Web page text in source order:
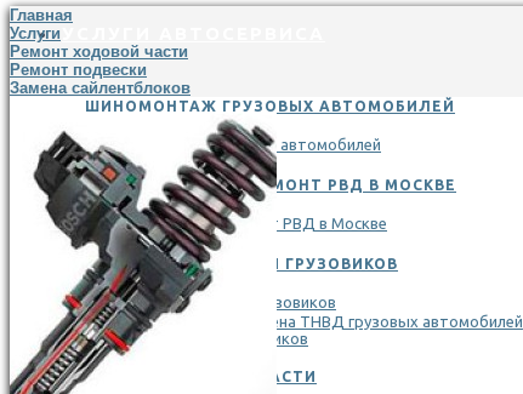
ШИНОМОНТАЖ ГРУЗОВЫХ АВТОМОБИЛЕЙ
ИЗГОТОВЛЕНИЕ И РЕМОНТ РВД В МОСКВЕ
РЕМОНТ ДВИГАТЕЛЕЙ ГРУЗОВИКОВ
Диагностика и замена ТНВД грузовых автомобилей
Ремонт ГБЦ грузовиков
РЕМОНТ ХОДОВОЙ ЧАСТИ
Главная
Услуги
Ремонт ходовой части
Ремонт подвески
Замена сайлентблоков